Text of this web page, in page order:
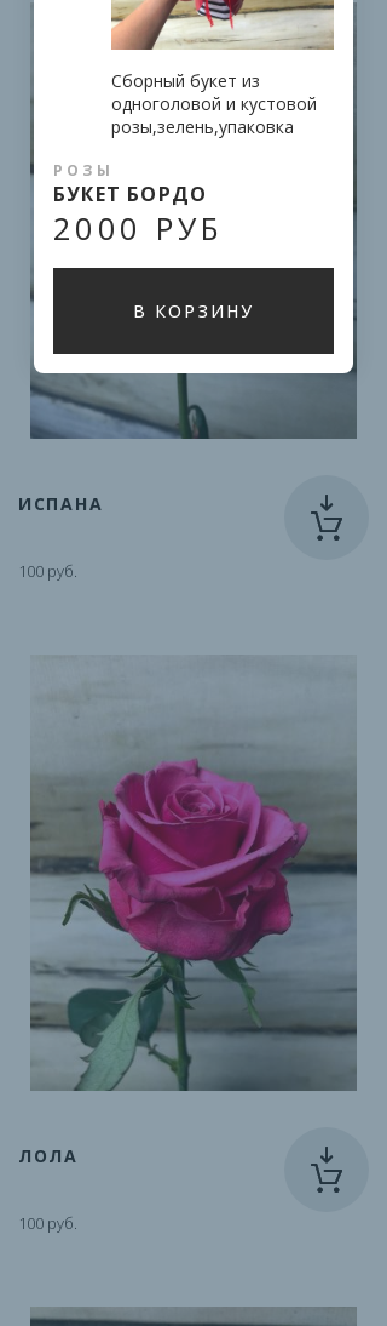
ИСПАНА
100 руб.
ЛОЛА
100 руб.
Сборный букет из
одноголовой и кустовой
розы,зелень,упаковка
РОЗЫ
БУКЕТ БОРДО
2000 РУБ
В КОРЗИНУ